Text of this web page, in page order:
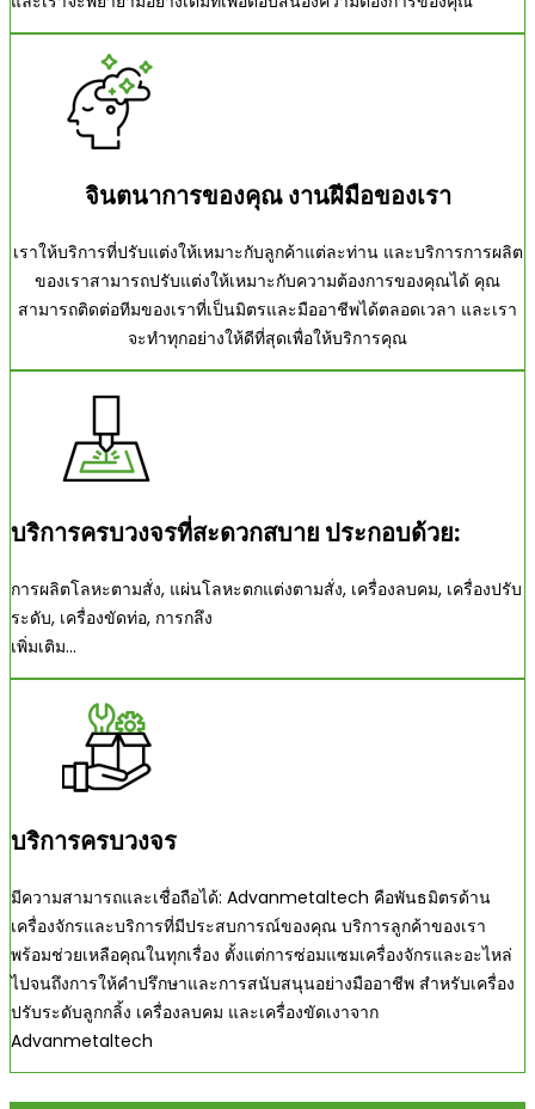
จินตนาการของคุณ งานฝีมือของเรา
เราให้บริการที่ปรับแต่งให้เหมาะกับลูกค้าแต่ละท่าน และบริการการผลิต
ของเราสามารถปรับแต่งให้เหมาะกับความต้องการของคุณได้ คุณ
สามารถติดต่อทีมของเราที่เป็นมิตรและมืออาชีพได้ตลอดเวลา และเรา
จะทำทุกอย่างให้ดีที่สุดเพื่อให้บริการคุณ
บริการครบวงจรที่สะดวกสบาย ประกอบด้วย:
การผลิตโลหะตามสั่ง, แผ่นโลหะตกแต่งตามสั่ง, เครื่องลบคม, เครื่องปรับ
ระดับ, เครื่องขัดท่อ, การกลึง
เพิ่มเติม...
บริการครบวงจร
มีความสามารถและเชื่อถือได้: Advanmetaltech คือพันธมิตรด้าน
เครื่องจักรและบริการที่มีประสบการณ์ของคุณ บริการลูกค้าของเรา
พร้อมช่วยเหลือคุณในทุกเรื่อง ตั้งแต่การซ่อมแซมเครื่องจักรและอะไหล่
ไปจนถึงการให้คำปรึกษาและการสนับสนุนอย่างมืออาชีพ สำหรับเครื่อง
ปรับระดับลูกกลิ้ง เครื่องลบคม และเครื่องขัดเงาจาก
Advanmetaltech